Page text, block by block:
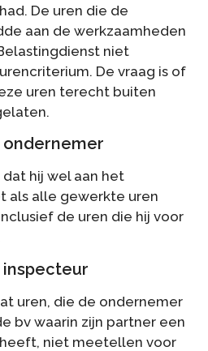
De uren die de
aan de werkzaamheden
niet
De vraag is of
uren terecht buiten
ondernemer
hij wel aan het
als alle gewerkte uren
de uren die hij voor
inspecteur
uren, die de ondernemer
bv waarin zijn partner een
niet meetellen voor